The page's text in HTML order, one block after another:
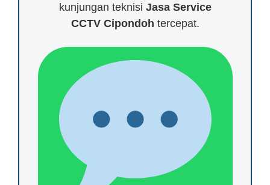
kunjungan teknisi Jasa Service
CCTV Cipondoh tercepat.